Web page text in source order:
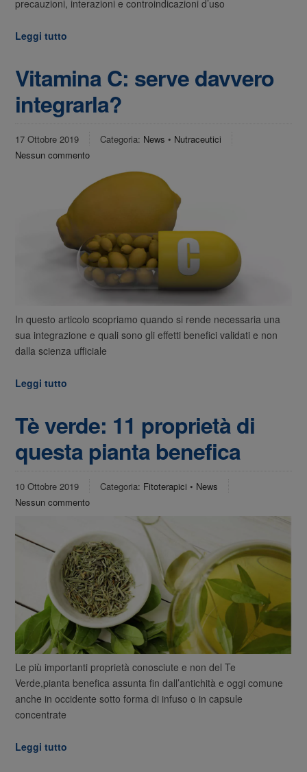
precauzioni, interazioni e controindicazioni d’uso
Leggi tutto
Vitamina C: serve davvero
integrarla?
17 Ottobre 2019 Categoria: News • Nutraceutici
Nessun commento
In questo articolo scopriamo quando si rende necessaria una
sua integrazione e quali sono gli effetti benefici validati e non
dalla scienza ufficiale
Leggi tutto
Tè verde: 11 proprietà di
questa pianta benefica
10 Ottobre 2019 Categoria: Fitoterapici • News
Nessun commento
Le più importanti proprietà conosciute e non del Te
Verde,pianta benefica assunta fin dall’antichità e oggi comune
anche in occidente sotto forma di infuso o in capsule
concentrate
Leggi tutto